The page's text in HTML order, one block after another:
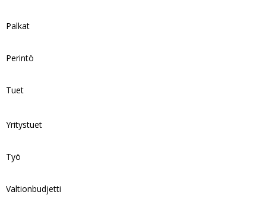
Palkat
Perintö
Tuet
Yritystuet
Työ
Valtionbudjetti